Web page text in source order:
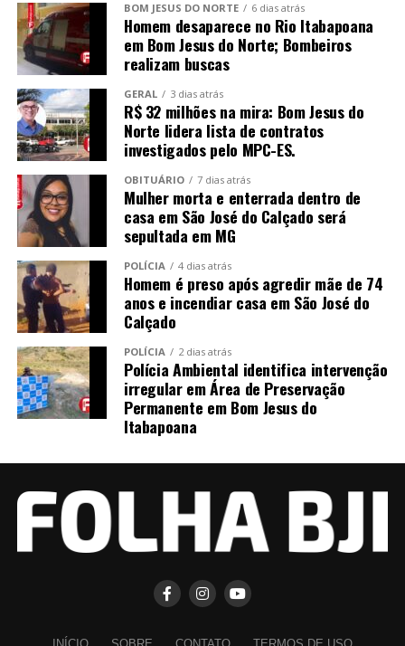
BOM JESUS DO NORTE 6 dias atrás
Homem desaparece no Rio Itabapoana
em Bom Jesus do Norte; Bombeiros
realizam buscas
GERAL 3 dias atrás
R$ 32 milhões na mira: Bom Jesus do
Norte lidera lista de contratos
investigados pelo MPC-ES.
OBITUÁRIO 7 dias atrás
Mulher morta e enterrada dentro de
casa em São José do Calçado será
sepultada em MG
POLÍCIA 4 dias atrás
Homem é preso após agredir mãe de 74
anos e incendiar casa em São José do
Calçado
POLÍCIA 2 dias atrás
Polícia Ambiental identifica intervenção
irregular em Área de Preservação
Permanente em Bom Jesus do
Itabapoana